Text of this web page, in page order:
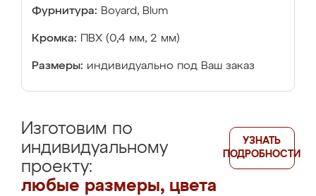
Фурнитура: Boyard, Blum
Кромка: ПВХ (0,4 мм, 2 мм)
Размеры: индивидуально под Ваш заказ
Изготовим по
индивидуальному
проекту:
любые размеры, цвета
УЗНАТЬ
ПОДРОБНОСТИ